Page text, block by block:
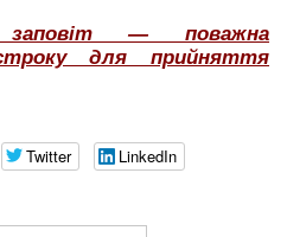
— поважна
для прийняття
Twitter LinkedIn